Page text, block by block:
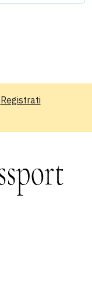
Registrati